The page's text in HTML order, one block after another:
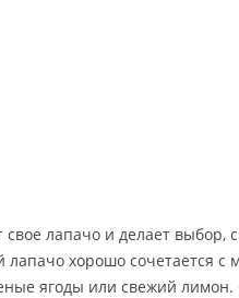
лапачо и делает выбор,
хорошо сочетается с
ягоды или свежий